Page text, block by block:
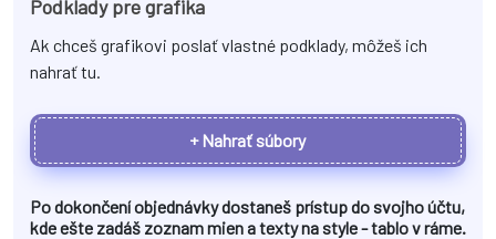
Podklady pre grafika
Ak chceš grafikovi poslať vlastné podklady, môžeš ich
nahrať tu.
+ Nahrať súbory
Po dokončení objednávky dostaneš prístup do svojho účtu,
kde ešte zadáš zoznam mien a texty nastyle - tablo v ráme.